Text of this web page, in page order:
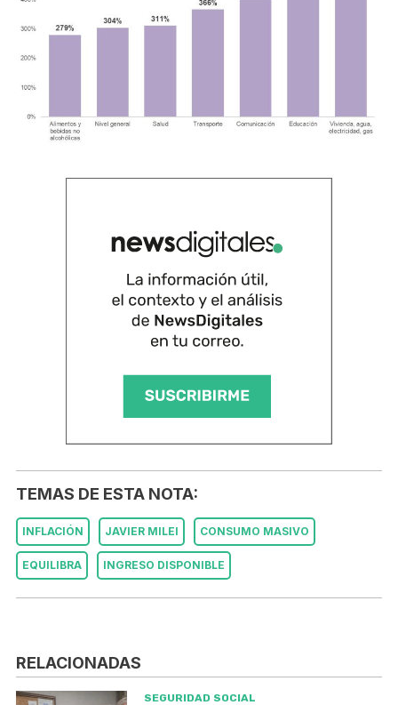
TEMAS DE ESTA NOTA:
INFLACIÓN JAVIER MILEI CONSUMO MASIVO
EQUILIBRA INGRESO DISPONIBLE
RELACIONADAS
SEGURIDAD SOCIAL